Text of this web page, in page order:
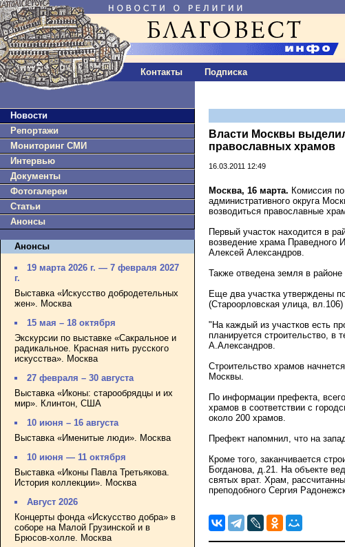
Контакты Подписка
Новости
Репортажи
Мониторинг СМИ
Интервью
Документы
Фотогалереи
Статьи
Анонсы
Анонсы
19 марта 2026 г. — 7 февраля 2027
г.
Выставка «Искусство добродетельных
жен». Москва
15 мая – 18 октября
Экскурсии по выставке «Сакральное и
радикальное. Красная нить русского
искусства». Москва
27 февраля – 30 августа
Выставка «Иконы: старообрядцы и их
мир». Клинтон, США
10 июня – 16 августа
Выставка «Именитые люди». Москва
10 июня — 11 октября
Выставка «Иконы Павла Третьякова.
История коллекции». Москва
Август 2026
Концерты фонда «Искусство добра» в
соборе на Малой Грузинской и в
Брюсов-холле. Москва
Власти Москвы
православных храмов
16.03.2011 12:49
Москва, 16 марта. Комиссия
административного округа
возводиться православные
Первый участок находится в
возведение храма Праведного
Алексей Александров.
Также отведена земля в
Еще два участка утверждены
(Староорловская улица,
"На каждый из участков есть
планируется строительство, в
А.Александров.
Строительство храмов
Москвы.
По информации префекта,
храмов в соответствии с
около 200 храмов.
Префект напомнил, что на
Кроме того, заканчивается
Богданова, д.21. На объекте
святых врат. Храм,
преподобного Сергия